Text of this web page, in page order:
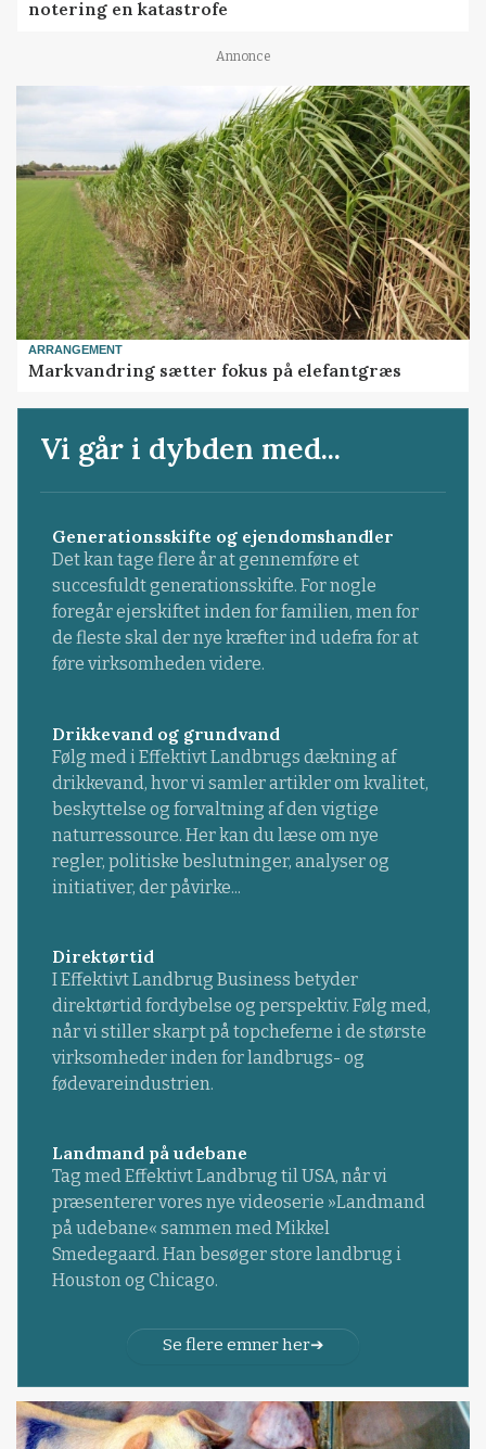
notering en katastrofe
Annonce
ARRANGEMENT
Markvandring sætter fokus på elefantgræs
Vi går i dybden med...
Generationsskifte og ejendomshandler
Det kan tage flere år at gennemføre et
succesfuldt generationsskifte. For nogle
foregår ejerskiftet inden for familien, men for
de fleste skal der nye kræfter ind udefra for at
føre virksomheden videre.
Drikkevand og grundvand
Følg med i Effektivt Landbrugs dækning af
drikkevand, hvor vi samler artikler om kvalitet,
beskyttelse og forvaltning af den vigtige
naturressource. Her kan du læse om nye
regler, politiske beslutninger, analyser og
initiativer, der påvirke...
Direktørtid
I Effektivt Landbrug Business betyder
direktørtid fordybelse og perspektiv. Følg med,
når vi stiller skarpt på topcheferne i de største
virksomheder inden for landbrugs- og
fødevareindustrien.
Landmand på udebane
Tag med Effektivt Landbrug til USA, når vi
præsenterer vores nye videoserie »Landmand
på udebane« sammen med Mikkel
Smedegaard. Han besøger store landbrug i
Houston og Chicago.
Se flere emner her